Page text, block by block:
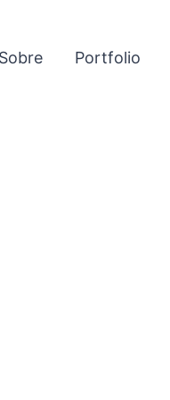
Portfolio